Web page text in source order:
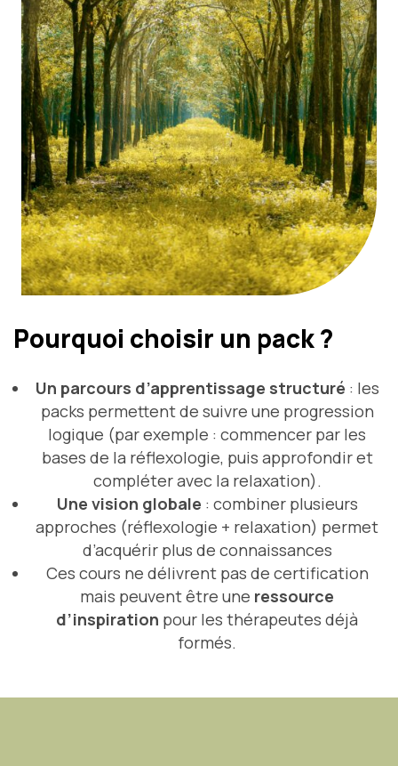
Pourquoi choisir un pack ?
Un parcours d’apprentissage structuré : les
packs permettent de suivre une progression
logique (par exemple : commencer par les
bases de la réflexologie, puis approfondir et
compléter avec la relaxation).
Une vision globale : combiner plusieurs
approches (réflexologie + relaxation) permet
d’acquérir plus de connaissances
Ces cours ne délivrent pas de certification
mais peuvent être une ressource
d’inspiration pour les thérapeutes déjà
formés.